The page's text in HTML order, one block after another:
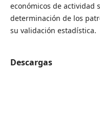
económicos de actividad
determinación de los
su validación estadística.
Descargas